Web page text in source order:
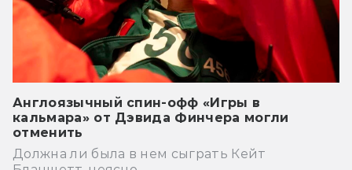
Англоязычный спин-офф «Игры в
кальмара» от Дэвида Финчера могли
отменить
Должна ли была в нем сыграть Кейт